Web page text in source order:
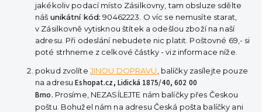
jakékoliv podací místo Zásilkovny, tam obsluze sdělte
náš unikátní kód: 90462223. O víc se nemusíte starat,
v Zásilkovně vytisknou štítek a odešlou zboží na naší
adresu. Při odeslání nebudete nic platit. Poštovné 69,- si
poté strhneme z celkové částky - viz informace níže.
pokud zvolíte JINOU DOPRAVU , balíčky zasílejte pouze
na adresuEshopat.cz, Lidická 1875/40, 602 00
Brno. Prosíme, NEZASÍLEJTE nám balíčky přes Českou
poštu. Bohužel nám na adresu Česká pošta balíčky ani